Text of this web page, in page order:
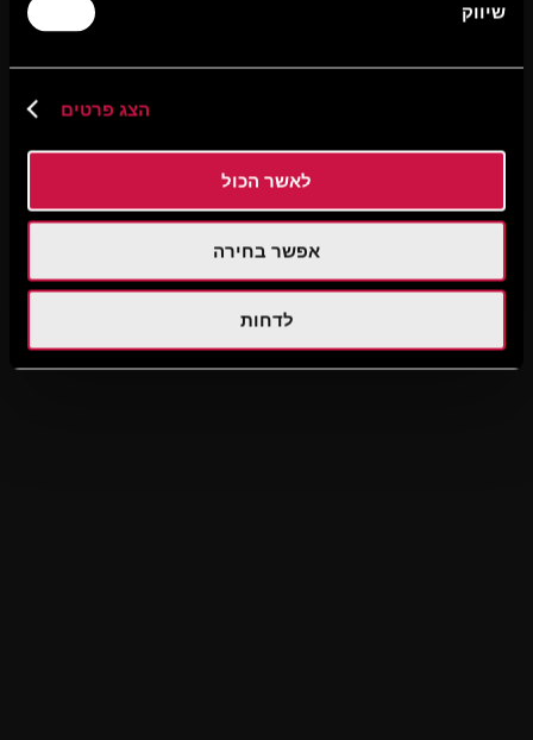
שיווק
הצג פרטים
לאשר הכול
אפשר בחירה
לדחות